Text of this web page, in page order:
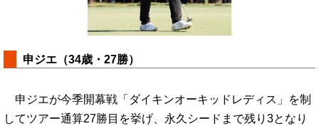
申ジエ（34歳・27勝）
申ジエが今季開幕戦「ダイキンオーキッドレディス」を制
してツアー通算27勝目を挙げ、永久シードまで残り3となり